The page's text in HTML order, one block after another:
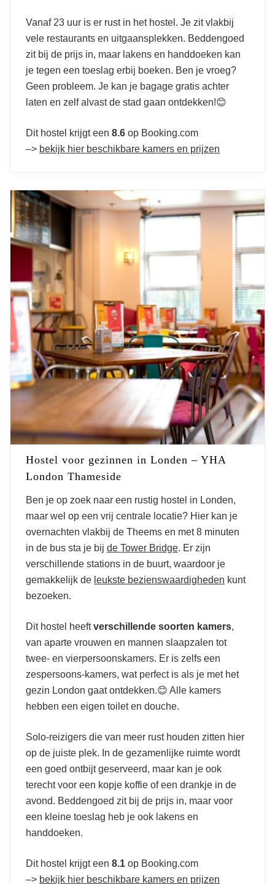
Vanaf 23 uur is er rust in het hostel. Je zit vlakbij
vele restaurants en uitgaansplekken. Beddengoed
zit bij de prijs in, maar lakens en handdoeken kan
je tegen een toeslag erbij boeken. Ben je vroeg?
Geen probleem. Je kan je bagage gratis achter
laten en zelf alvast de stad gaan ontdekken!😊
Dit hostel krijgt een 8.6 op Booking.com
–> bekijk hier beschikbare kamers en prijzen
Hostel voor gezinnen in Londen – YHA
London Thameside
Ben je op zoek naar een rustig hostel in Londen,
maar wel op een vrij centrale locatie? Hier kan je
overnachten vlakbij de Theems en met 8 minuten
in de bus sta je bij de Tower Bridge. Er zijn
verschillende stations in de buurt, waardoor je
gemakkelijk de leukste bezienswaardigheden kunt
bezoeken.
Dit hostel heeftverschillende soorten kamers,
van aparte vrouwen en mannen slaapzalen tot
twee- en vierpersoonskamers. Er is zelfs een
zespersoons-kamers, wat perfect is als je met het
gezin London gaat ontdekken.😊 Alle kamers
hebben een eigen toilet en douche.
Solo-reizigers die van meer rust houden zitten hier
op de juiste plek. In de gezamenlijke ruimte wordt
een goed ontbijt geserveerd, maar kan je ook
terecht voor een kopje koffie of een drankje in de
avond. Beddengoed zit bij de prijs in, maar voor
een kleine toeslag heb je ook lakens en
handdoeken.
Dit hostel krijgt een 8.1 op Booking.com
–> bekijk hier beschikbare kamers en prijzen